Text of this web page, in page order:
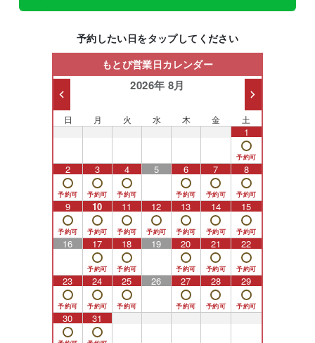
予約したい日をタップしてください
もとび営業日カレンダー
2026年 8月
日 月 火 水 木 金 土
1
2 3 4 5 6 7 8
9 10 11 12 13 14 15
16 17 18 19 20 21 22
23 24 25 26 27 28 29
30 31